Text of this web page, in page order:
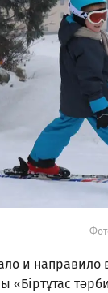
и
«Біртұтас